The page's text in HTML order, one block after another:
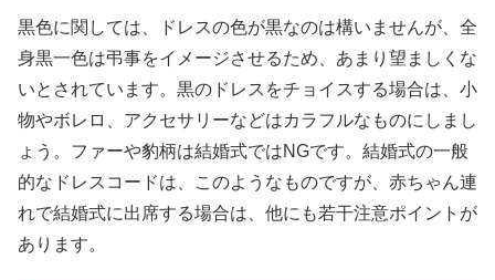
黒色に関しては、ドレスの色が黒なのは構いませんが、全
身黒一色は弔事をイメージさせるため、あまり望ましくな
いとされています。黒のドレスをチョイスする場合は、小
物やボレロ、アクセサリーなどはカラフルなものにしまし
ょう。ファーや豹柄は結婚式ではNGです。結婚式の一般
的なドレスコードは、このようなものですが、赤ちゃん連
れで結婚式に出席する場合は、他にも若干注意ポイントが
あります。